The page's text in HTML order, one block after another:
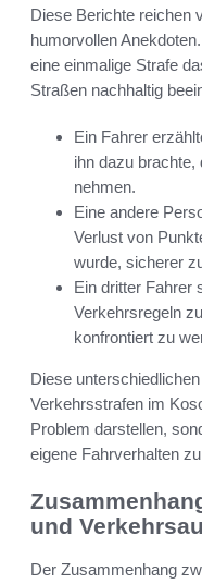
Diese Berichte reichen
humorvollen
eine einmalige Strafe
Straßen nachhaltig
Ein Fahrer
ihn dazu brachte,
nehmen.
Eine andere
Verlust von
wurde, sicherer
Ein dritter Fahrer
Verkehrsregeln
konfrontiert zu
Diese
Verkehrsstrafen im
Problem darstellen,
eigene Fahrverhalten
und
Der Zusammenhang